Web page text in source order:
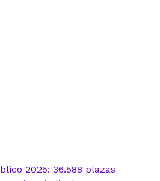
2025: 36.588 plazas